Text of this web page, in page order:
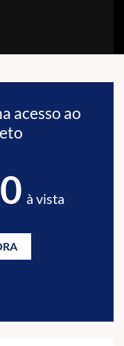
acesso ao
à vista